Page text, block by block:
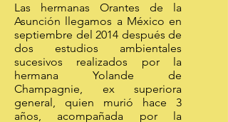
Las hermanas Orantes de la
Asunción llegamos a México en
septiembre del 2014 después de
dos estudios ambientales
sucesivos realizados por la
hermana Yolande de
Champagnie, ex superiora
general, quien murió hace 3
años, acompañada por la